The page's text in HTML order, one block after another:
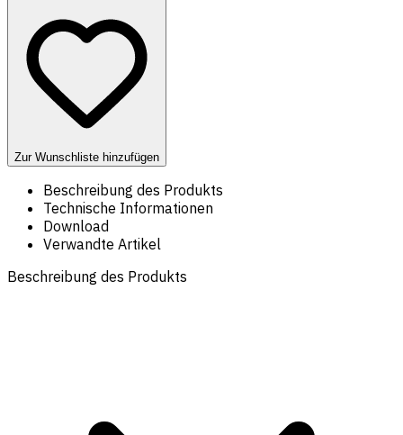
Zur Wunschliste hinzufügen
Beschreibung des Produkts
Technische Informationen
Download
Verwandte Artikel
Beschreibung des Produkts